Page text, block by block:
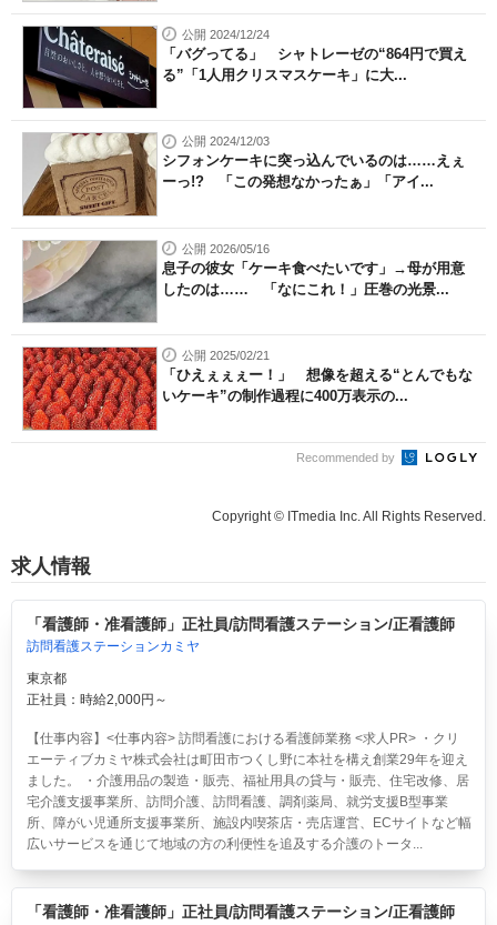
公開 2024/12/24
「バグってる」 シャトレーゼの“864円で買え
る”「1人用クリスマスケーキ」に大...
公開 2024/12/03
シフォンケーキに突っ込んでいるのは……えぇ
ーっ!? 「この発想なかったぁ」「アイ...
公開 2026/05/16
息子の彼女「ケーキ食べたいです」→母が用意
したのは…… 「なにこれ！」圧巻の光景...
公開 2025/02/21
「ひえぇぇぇー！」 想像を超える“とんでもな
いケーキ”の制作過程に400万表示の...
Recommended by
Copyright © ITmedia Inc. All Rights Reserved.
求人情報
「看護師・准看護師」正社員/訪問看護ステーション/正看護師
訪問看護ステーションカミヤ
東京都
正社員：時給2,000円～
【仕事内容】<仕事内容> 訪問看護における看護師業務 <求人PR> ・クリ
エーティブカミヤ株式会社は町田市つくし野に本社を構え創業29年を迎え
ました。 ・介護用品の製造・販売、福祉用具の貸与・販売、住宅改修、居
宅介護支援事業所、訪問介護、訪問看護、調剤薬局、就労支援B型事業
所、障がい児通所支援事業所、施設内喫茶店・売店運営、ECサイトなど幅
広いサービスを通じて地域の方の利便性を追及する介護のトータ...
「看護師・准看護師」正社員/訪問看護ステーション/正看護師